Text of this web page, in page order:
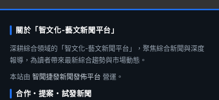
關於「智文化-藝文新聞平台」
深耕綜合領域的「智文化-藝文新聞平台」，聚焦綜合新聞與深度
報導，為讀者帶來最新綜合趨勢與市場動態。
本站由 智聞捷發新聞發佈平台 營運。
合作・提案・試發新聞